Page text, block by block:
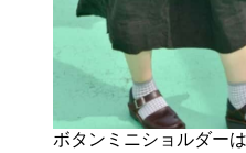
ボタンミニショルダー